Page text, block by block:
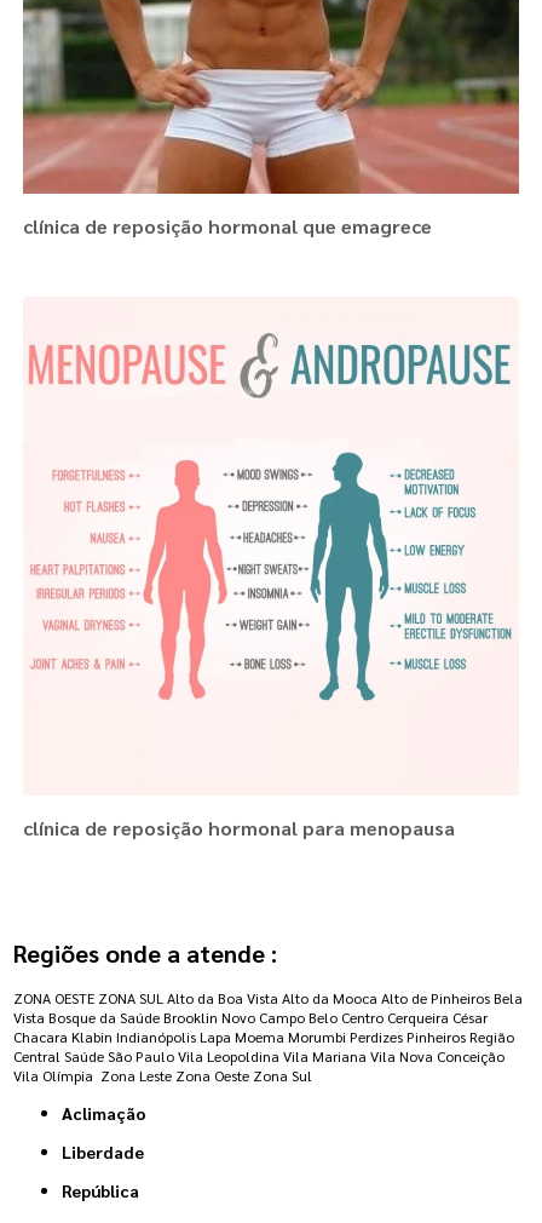
clínica de reposição hormonal que emagrece
clínica de reposição hormonal para menopausa
Regiões onde a atende :
ZONA OESTE ZONA SUL Alto da Boa Vista Alto da Mooca Alto de Pinheiros Bela
Vista Bosque da Saúde Brooklin Novo Campo Belo Centro Cerqueira César
Chacara Klabin Indianópolis Lapa Moema Morumbi Perdizes Pinheiros Região
Central Saúde São Paulo Vila Leopoldina Vila Mariana Vila Nova Conceição
Vila Olímpia Zona Leste Zona Oeste Zona Sul
Aclimação
Liberdade
República